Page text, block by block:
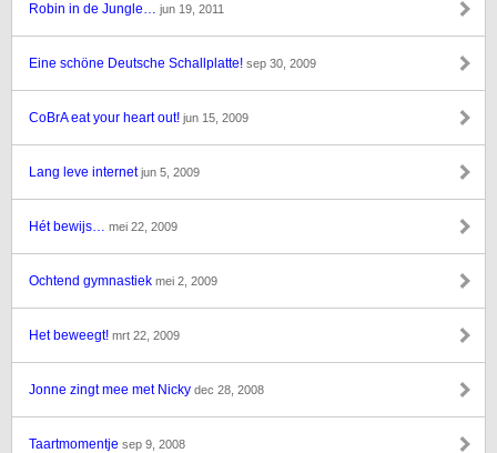
Robin in de Jungle… jun 19, 2011
Eine schöne Deutsche Schallplatte! sep 30, 2009
CoBrA eat your heart out! jun 15, 2009
Lang leve internetjun 5, 2009
Hét bewijs… mei 22, 2009
Ochtend gymnastiek mei 2, 2009
Het beweegt! mrt 22, 2009
Jonne zingt mee met Nicky dec 28, 2008
Taartmomentje sep 9, 2008